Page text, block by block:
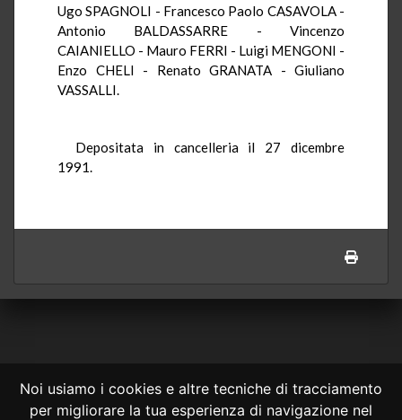
Noi usiamo i cookies e altre tecniche di tracciamento
per migliorare la tua esperienza di navigazione nel
Ugo SPAGNOLI - Francesco Paolo CASAVOLA -
Antonio BALDASSARRE - Vincenzo
CAIANIELLO - Mauro FERRI - Luigi MENGONI -
Enzo CHELI - Renato GRANATA - Giuliano
VASSALLI.
Depositata in cancelleria il 27 dicembre
1991.
CONSULTA ONLINE DAL 1995 -NOTE LEGALI